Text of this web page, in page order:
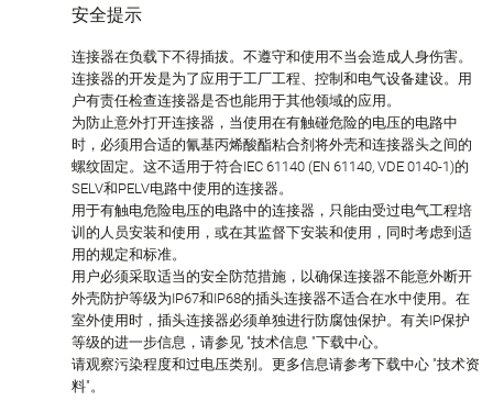
安全提示
连接器在负载下不得插拔。不遵守和使用不当会造成人身伤害。
连接器的开发是为了应用于工厂工程、控制和电气设备建设。用
户有责任检查连接器是否也能用于其他领域的应用。
为防止意外打开连接器，当使用在有触碰危险的电压的电路中
时，必须用合适的氰基丙烯酸酯粘合剂将外壳和连接器头之间的
螺纹固定。这不适用于符合IEC 61140 (EN 61140, VDE 0140-1)的
SELV和PELV电路中使用的连接器。
用于有触电危险电压的电路中的连接器，只能由受过电气工程培
训的人员安装和使用，或在其监督下安装和使用，同时考虑到适
用的规定和标准。
用户必须采取适当的安全防范措施，以确保连接器不能意外断开
外壳防护等级为IP67和IP68的插头连接器不适合在水中使用。在
室外使用时，插头连接器必须单独进行防腐蚀保护。有关IP保护
等级的进一步信息，请参见 "技术信息 "下载中心。
请观察污染程度和过电压类别。更多信息请参考下载中心 "技术资
料"。